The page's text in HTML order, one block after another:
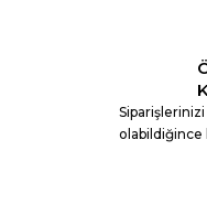
olabildiğince